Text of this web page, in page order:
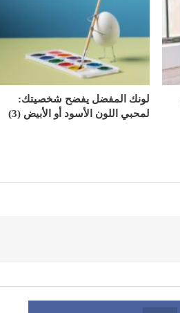
لونك المفضل يفضح شخصيتك:
لمحبي اللون الأسود أو الأبيض (3)